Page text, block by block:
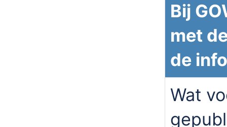
Bij
met
de
Wat